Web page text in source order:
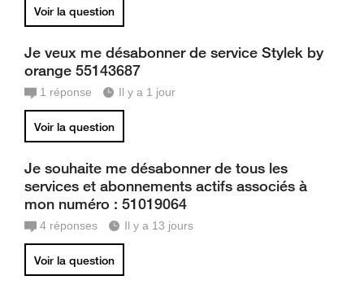
Voir la question
Je veux me désabonner de service Stylek by
orange 55143687
1 réponse Il y a 1 jour
Voir la question
Je souhaite me désabonner de tous les
services et abonnements actifs associés à
mon numéro : 51019064
4 réponses Il y a 13 jours
Voir la question